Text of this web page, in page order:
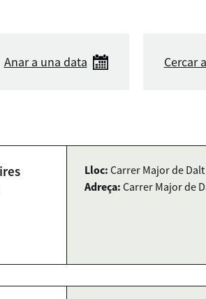
Anar a una data Cercar
Lloc: Carrer Major de
Adreça: Carrer Major de